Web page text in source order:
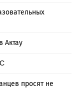
Актау
просят не